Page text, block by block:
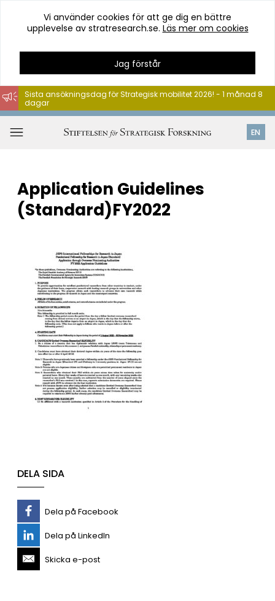
Hoppa
till
innehåll
Vi använder cookies för att ge dig en bättre
upplevelse av stratresearch.se. Läs mer om cookies
Jag förstår
EN
Sista ansökningsdag för Strategisk mobilitet 2026! - 1 månad 8
dagar
Application Guidelines
(Standard)FY2022
DELA SIDA
Dela på Facebook
Dela på LinkedIn
Skicka e-post